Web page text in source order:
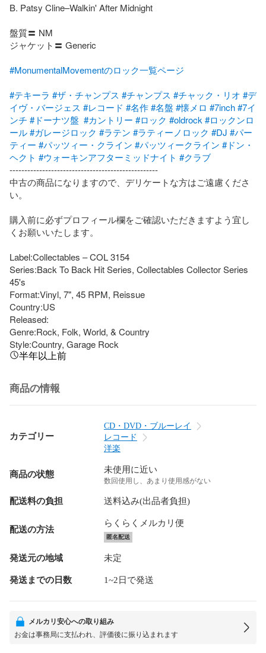
B. Patsy Cline–Walkin' After Midnight
盤質〓 NM
ジャケット〓 Generic
#MonumentalMovementのロック一覧ページ
#テキーラ #ザ・チャンプス #チャンプス #チャック・リオ #デ
イヴ・バージェス #レコード #名作#名盤 #懐メロ #7inch#7イ
ンチ #ドーナツ盤 #カントリー #ロック #oldrock #ロックンロ
ール#ガレージロック #ラテン #ラティーノロック #DJ #パー
ティー #パッツィー・クライン #パッツィークライン #ドン・
ヘクト #ウォーキンアフターミッドナイト #クラブ
--------------------------------------------------
中古の商品になりますので、デリケートな方はご遠慮くださ
い。
購入前に必ずプロフィール欄をご確認いただきますよう宜し
くお願いいたします。
Label:Collectables – COL 3154
Series:Back To Back Hit Series, Collectables Collector Series
45's
Format:Vinyl, 7", 45 RPM, Reissue
Country:US
Released:
Genre:Rock, Folk, World, & Country
Style:Country, Garage Rock
半年以上前
商品の情報
カテゴリー
CD・DVD・ブルーレイ
レコード
洋楽
商品の状態 未使用に近い
数回使用し、あまり使用感がない
配送料の負担 送料込み(出品者負担)
配送の方法
らくらくメルカリ便
匿名配送
発送元の地域 未定
発送までの日数 1~2日で発送
メルカリ安心への取り組み
お金は事務局に支払われ、評価後に振り込まれます